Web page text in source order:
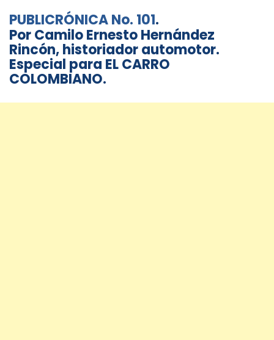
PUBLICRÓNICA No. 101.
Por Camilo Ernesto Hernández
Rincón, historiador automotor.
Especial para EL CARRO
COLOMBIANO.